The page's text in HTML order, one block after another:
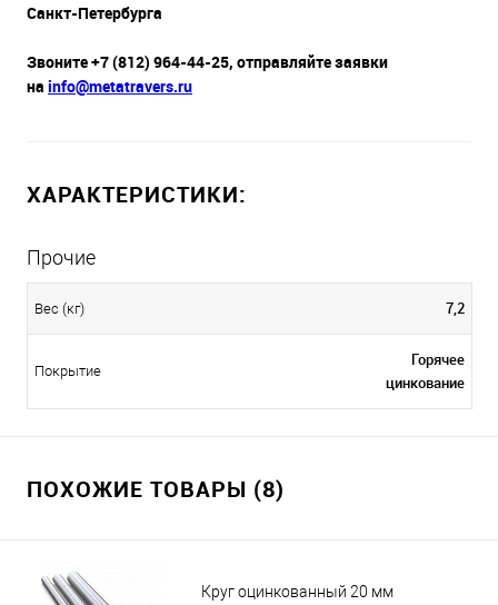
Санкт-Петербурга
Звоните +7 (812) 964-44-25, отправляйте заявки
на info@metatravers.ru
ХАРАКТЕРИСТИКИ:
Прочие
Вес (кг) 7,2
Покрытие
Горячее
цинкование
ПОХОЖИЕ ТОВАРЫ (8)
Круг оцинкованный 20 мм